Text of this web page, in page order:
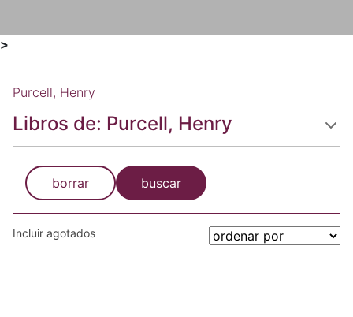
>
Purcell, Henry
Libros de: Purcell, Henry
borrar buscar
Incluir agotados